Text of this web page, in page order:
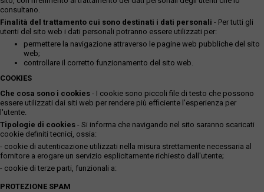
consultano.
Finalità del trattamento cui sono destinati i dati personali - Per tutti gli
utenti del sito web i dati personali potranno essere utilizzati per:
permettere la navigazione attraverso le pagine web pubbliche del sito
web;
controllare il corretto funzionamento del sito web.
COOKIES
Che cosa sono i cookies - I cookie sono piccoli file di testo che possono
essere utilizzati dai siti web per rendere più efficiente l'esperienza per
l'utente.
Tipologie di cookies - Si informa che navigando nel sito saranno scaricati
cookie definiti tecnici, ossia:
- cookie di autenticazione utilizzati nella misura strettamente necessaria al
fornitore a erogare un servizio esplicitamente richiesto dall'utente;
- cookie di terze parti, funzionali a:
PROTEZIONE SPAM